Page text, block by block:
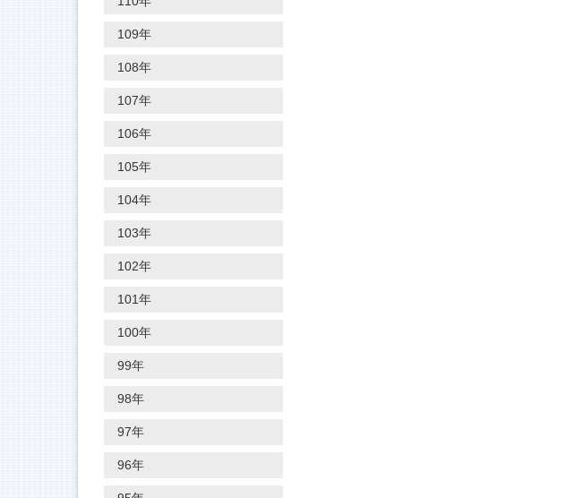
109年
108年
107年
106年
105年
104年
103年
102年
101年
100年
99年
98年
97年
96年